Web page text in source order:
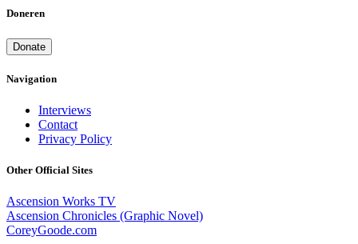
Doneren
Donate
Navigation
Interviews
Contact
Privacy Policy
Other Official Sites
Ascension Works TV
Ascension Chronicles (Graphic Novel)
CoreyGoode.com